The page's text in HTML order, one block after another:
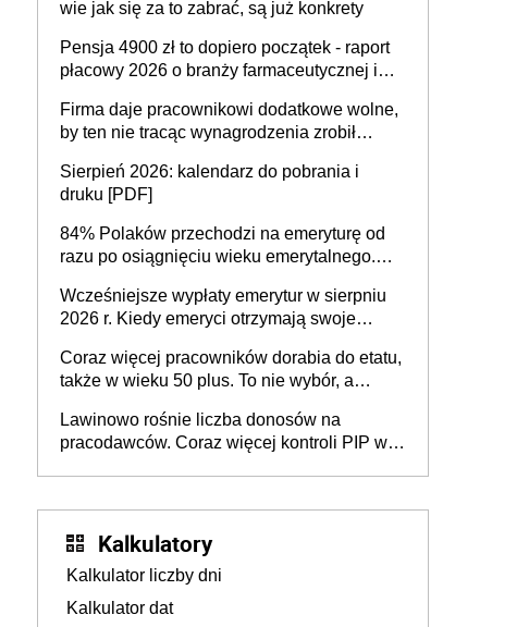
wie jak się za to zabrać, są już konkrety
Pensja 4900 zł to dopiero początek - raport
płacowy 2026 o branży farmaceutycznej i
Firma daje pracownikowi dodatkowe wolne,
by ten nie tracąc wynagrodzenia zrobił
sprawdza
Sierpień 2026: kalendarz do pobrania i
druku [PDF]
84% Polaków przechodzi na emeryturę od
razu po osiągnięciu wieku emerytalnego.
dłużej, ale czy jest w stanie? Pracownicy
45+ to siła napędowa gospodarki
Wcześniejsze wypłaty emerytur w sierpniu
2026 r. Kiedy emeryci otrzymają swoje
Coraz więcej pracowników dorabia do etatu,
także w wieku 50 plus. To nie wybór, a
życia
Lawinowo rośnie liczba donosów na
pracodawców. Coraz więcej kontroli PIP w
Kalkulatory
Kalkulator liczby dni
Kalkulator dat